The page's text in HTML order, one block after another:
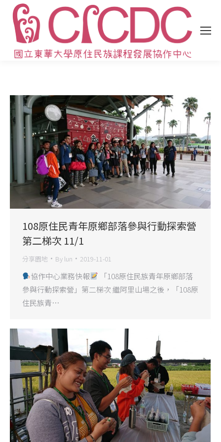
108原住民青年原鄉部落參與行動探索營
第二梯次 11/1
分享園地 By lun 2019-11-01
協作中心業務快報
「108原住民族青年原鄉部落
參與行動探索營」第二梯次 繼阿里山場之後，「108原
住民族青…